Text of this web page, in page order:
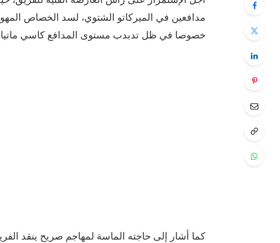
مدافعين في الميركاتو الشتوي، لسد الخصاص
خصوصا في ظل تدبدب مستوى المدافع كاسي
كما أشار إلى حاجته الماسة لمهاجم صريح ينقد